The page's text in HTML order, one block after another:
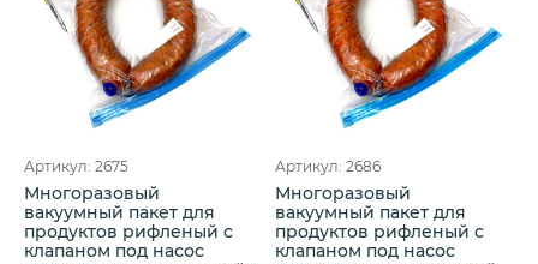
Артикул: 2675
Многоразовый
вакуумный пакет для
продуктов рифленый с
клапаном под насос
Артикул: 2686
Многоразовый
вакуумный пакет для
продуктов рифленый с
клапаном под насос